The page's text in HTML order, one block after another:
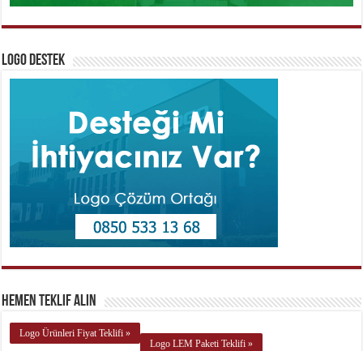
Logo Destek
Hemen Teklif Alın
Logo Ürünleri Fiyat Teklifi »
Logo LEM Paketi Teklifi »